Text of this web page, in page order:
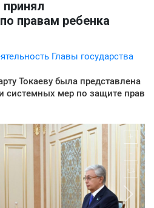
принял
правам ребенка
Главы государства
Токаеву была представлена
системных мер по защите прав